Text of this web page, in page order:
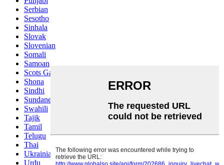
Serbian
Sesotho
Sinhala
Slovak
Slovenian
Somali
Samoan
Scots Gaelic
Shona
Sindhi
Sundanese
Swahili
Tajik
Tamil
Telugu
Thai
Ukrainian
Urdu